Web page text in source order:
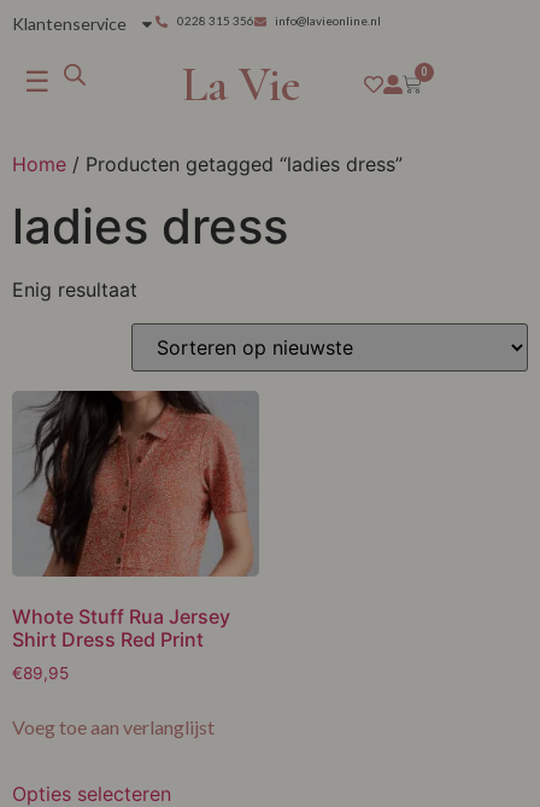
Klantenservice 0228 315 356 info@lavieonline.nl
☰ La Vie 0
Home / Producten getagged “ladies dress”
ladies dress
Enig resultaat
Whote Stuff Rua Jersey
Shirt Dress Red Print
€89,95
Voeg toe aan verlanglijst
Opties selecteren